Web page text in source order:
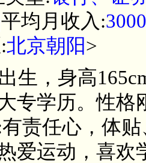
均月收入:
北京朝阳>
生，身高
专学历。性格
责任心，体
爱运动，喜欢